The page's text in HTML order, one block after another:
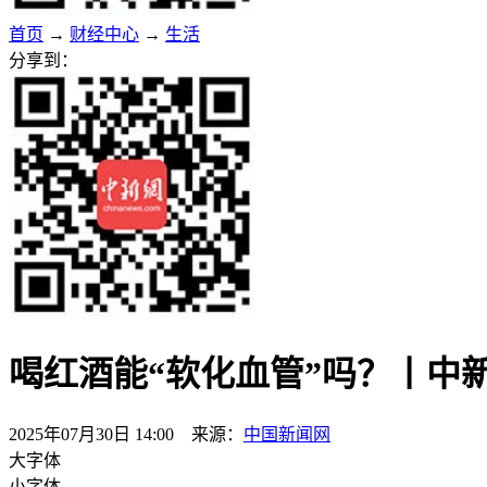
首页 → 财经中心 → 生活
分享到：
喝红酒能“软化血管”吗？丨中
2025年07月30日 14:00 来源： 中国新闻网
大字体